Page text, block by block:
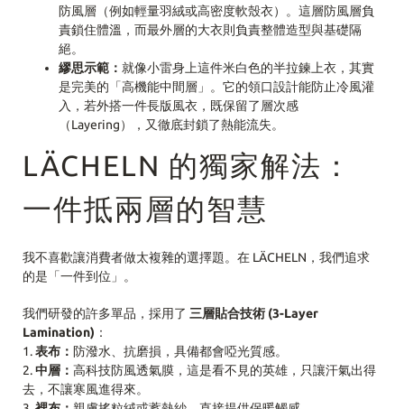
防風層（例如輕量羽絨或高密度軟殼衣）。這層防風層負
責鎖住體溫，而最外層的大衣則負責整體造型與基礎隔
絕。
繆思示範： 就像小雷身上這件米白色的半拉鍊上衣，其實
是完美的「高機能中間層」。它的領口設計能防止冷風灌
入，若外搭一件長版風衣，既保留了層次感
（Layering），又徹底封鎖了熱能流失。
LÄCHELN 的獨家解法：
一件抵兩層的智慧
我不喜歡讓消費者做太複雜的選擇題。在 LÄCHELN，我們追求
的是「一件到位」。
我們研發的許多單品，採用了 三層貼合技術 (3-Layer
Lamination) ：
1.表布： 防潑水、抗磨損，具備都會啞光質感。
2.中層： 高科技防風透氣膜，這是看不見的英雄，只讓汗氣出得
去，不讓寒風進得來。